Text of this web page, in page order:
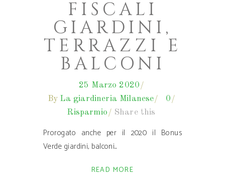
FISCALI
GIARDINI,
TERRAZZI E
BALCONI
25 Marzo 2020
By La giardineria Milanese
0
Risparmio
Share this
Prorogato anche per il 2020 il Bonus
Verde giardini, balconi
READ MORE